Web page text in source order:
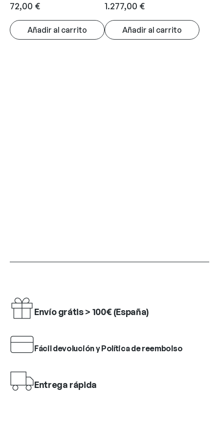
72,00 €
Añadir al carrito
1.277,00 €
Añadir al carrito
Envío grátis > 100€ (España)
Fácil devolución y Política de reembolso
Entrega rápida